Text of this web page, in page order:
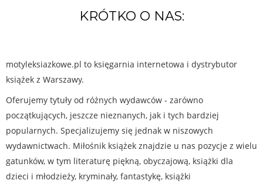
KRÓTKO O NAS:
motyleksiazkowe.pl to księgarnia internetowa i dystrybutor
książek z Warszawy.
Oferujemy tytuły od różnych wydawców - zarówno
początkujących, jeszcze nieznanych, jak i tych bardziej
popularnych. Specjalizujemy się jednak w niszowych
wydawnictwach. Miłośnik książek znajdzie u nas pozycje z wielu
gatunków, w tym literaturę piękną, obyczajową, książki dla
dzieci i młodzieży, kryminały, fantastykę, książki